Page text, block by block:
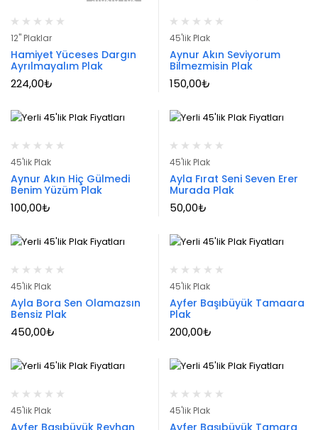
12" Plaklar
Hamiyet Yüceses Dargın
Ayrılmayalım Plak
224,00₺
45'lik Plak
Aynur Akın Seviyorum
Bilmezmisin Plak
150,00₺
45'lik Plak
Aynur Akın Hiç Gülmedi
Benim Yüzüm Plak
100,00₺
45'lik Plak
Ayla Fırat Seni Seven Erer
Murada Plak
50,00₺
45'lik Plak
Ayla Bora Sen Olamazsın
Bensiz Plak
450,00₺
45'lik Plak
Ayfer Başıbüyük Tamaara
Plak
200,00₺
45'lik Plak
Ayfer Başıbüyük Reyhan
45'lik Plak
Ayfer Başıbüyük Tamara